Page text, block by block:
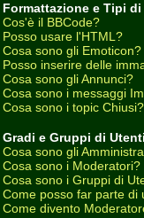
Formattazione e Tipi
Cos'è il BBCode?
Posso usare l'HTML?
Cosa sono gli Emoticon?
Posso inserire delle
Cosa sono gli Annunci?
Cosa sono i messaggi
Cosa sono i topic Chiusi?
Gradi e Gruppi di Utenti
Cosa sono gli
Cosa sono i Moderatori?
Cosa sono i Gruppi di
Come posso far parte di
Come divento